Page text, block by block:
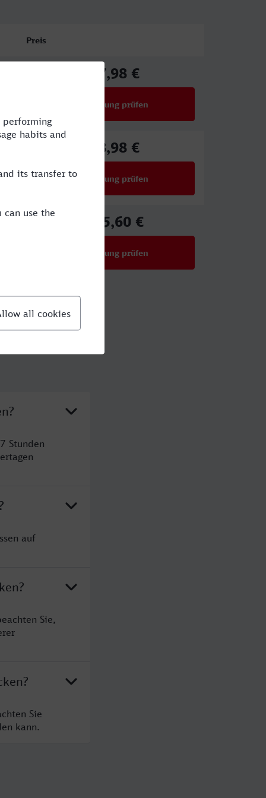
Preis
67,98 €
Verbindung prüfen
78,98 €
Verbindung prüfen
175,60 €
Verbindung prüfen
Stunden
auf
Sie,
Sie
kann.